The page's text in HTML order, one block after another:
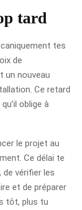
tard
tes
de
un nouveau
Ce retard
oblige à
le projet au
Ce délai te
vérifier les
et de préparer
tôt, plus tu